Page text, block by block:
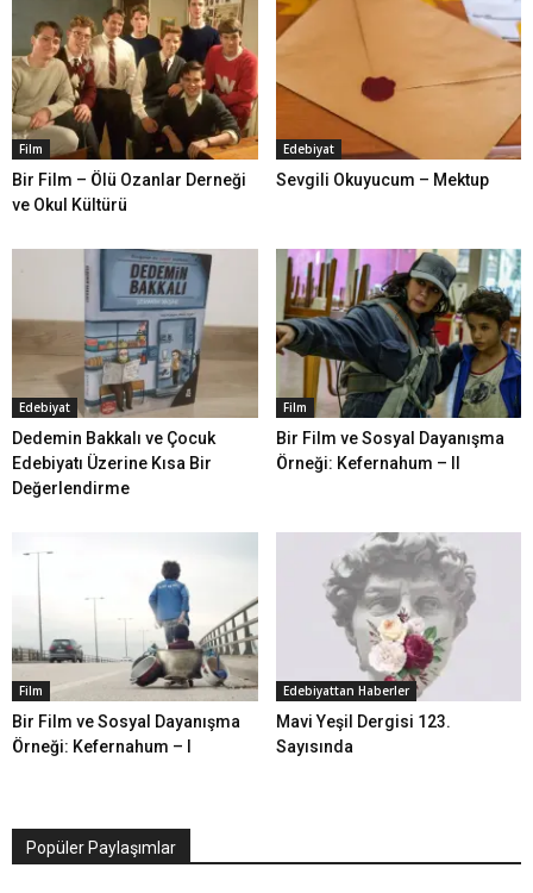
Film
Bir Film – Ölü Ozanlar Derneği
ve Okul Kültürü
Edebiyat
Sevgili Okuyucum – Mektup
Edebiyat
Dedemin Bakkalı ve Çocuk
Edebiyatı Üzerine Kısa Bir
Değerlendirme
Film
Bir Film ve Sosyal Dayanışma
Örneği: Kefernahum – II
Film
Bir Film ve Sosyal Dayanışma
Örneği: Kefernahum – I
Edebiyattan Haberler
Mavi Yeşil Dergisi 123.
Sayısında
Popüler Paylaşımlar